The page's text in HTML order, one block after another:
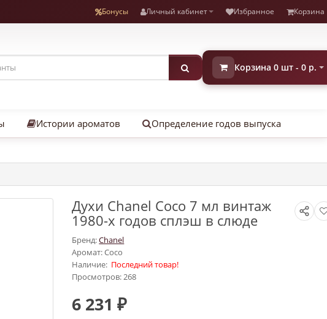
Бонусы Личный кабинет Избранное Корзина
Корзина 0 шт - 0 р.
Истории ароматов Определение годов выпуска
Духи Chanel Coco 7 мл винтаж
1980-х годов сплэш в слюде
Бренд:Chanel
Аромат: Coco
Наличие: Последний товар!
Просмотров: 268
6 231 ₽